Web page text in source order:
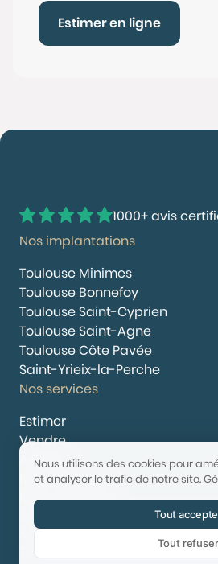
Estimer en ligne
1000+ avis
Nos implantations
Toulouse Minimes
Toulouse Bonnefoy
Toulouse Saint-Cyprien
Toulouse Saint-Agne
Toulouse Côte Pavée
Saint-Yrieix-la-Perche
Nos services
Estimer
Vendre
Acheter
Nous rejoindre
Nous contacter
© 2025 Booster Immobilier | Tech &
Avest
Tarifs
Confidentialité
Nous utilisons des cookies pour
et analyser le trafic de notre site.
Tout
Tout refuser